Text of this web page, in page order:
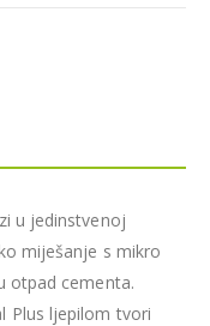
u jedinstvenoj
miješanje s mikro
otpad cementa.
Plus ljepilom tvori